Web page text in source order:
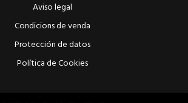
Aviso legal
Condicions de venda
Protección de datos
Política de Cookies